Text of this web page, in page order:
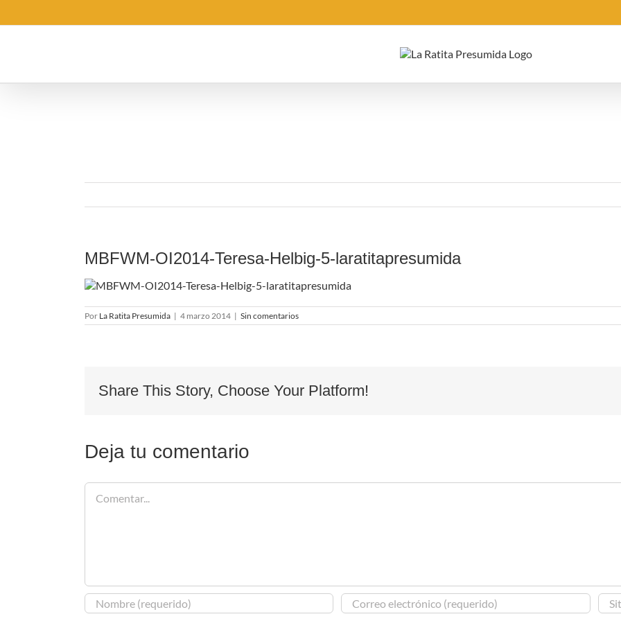
MBFWM-OI2014-Teresa-Helbig-5-laratitapresumida
Por La Ratita Presumida | 4 marzo 2014 | Sin comentarios
Share This Story, Choose Your Platform!
Deja tu comentario
Comentar